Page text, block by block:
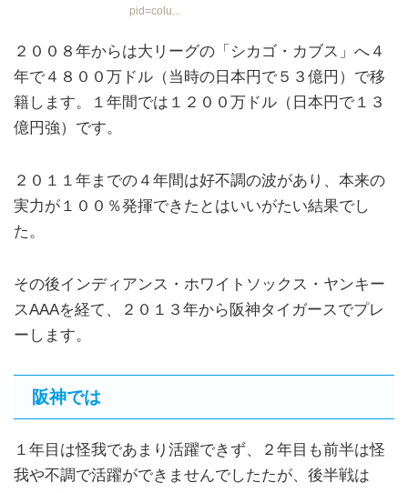
pid=colu...
２００８年からは大リーグの「シカゴ・カブス」へ４
年で４８００万ドル（当時の日本円で５３億円）で移
籍します。１年間では１２００万ドル（日本円で１３
億円強）です。
２０１１年までの４年間は好不調の波があり、本来の
実力が１００％発揮できたとはいいがたい結果でし
た。
その後インディアンス・ホワイトソックス・ヤンキー
スAAAを経て、２０１３年から阪神タイガースでプレ
ーします。
阪神では
１年目は怪我であまり活躍できず、２年目も前半は怪
我や不調で活躍ができませんでしたたが、後半戦は